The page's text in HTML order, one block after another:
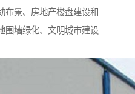
布景、房地产楼盘建设和
围墙绿化、文明城市建设